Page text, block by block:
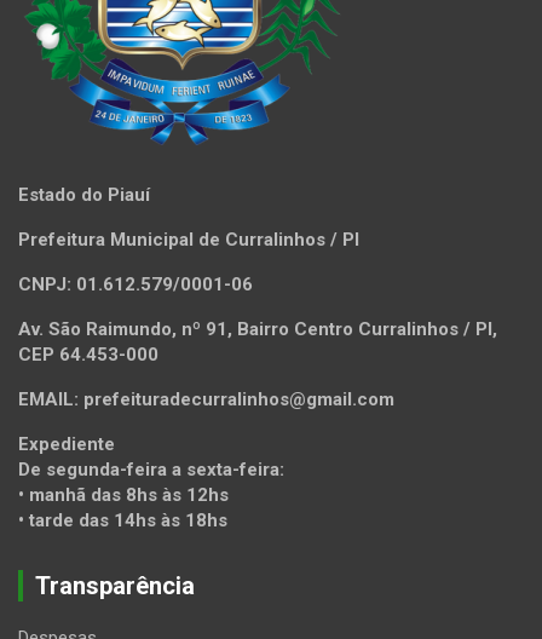
Estado do Piauí
Prefeitura Municipal de Curralinhos / PI
CNPJ: 01.612.579/0001-06
Av. São Raimundo, nº 91, Bairro Centro Curralinhos / PI,
CEP 64.453-000
EMAIL: prefeituradecurralinhos@gmail.com
Expediente
De segunda-feira a sexta-feira:
• manhã das 8hs às 12hs
• tarde das 14hs às 18hs
Transparência